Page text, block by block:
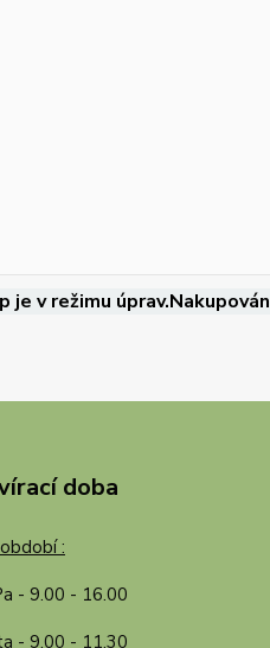
je v režimu
doba
:
- 9.00 - 16.00
- 9.00 - 11.30